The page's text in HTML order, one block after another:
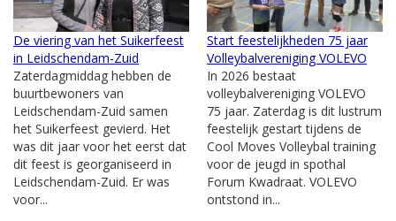
De viering van het Suikerfeest
in Leidschendam-Zuid
Zaterdagmiddag hebben de
buurtbewoners van
Leidschendam-Zuid samen
het Suikerfeest gevierd. Het
was dit jaar voor het eerst dat
dit feest is georganiseerd in
Leidschendam-Zuid. Er was
voor...
Start feestelijkheden 75 jaar
Volleybalvereniging VOLEVO
In 2026 bestaat
volleybalvereniging VOLEVO
75 jaar. Zaterdag is dit lustrum
feestelijk gestart tijdens de
Cool Moves Volleybal training
voor de jeugd in spothal
Forum Kwadraat. VOLEVO
ontstond in...